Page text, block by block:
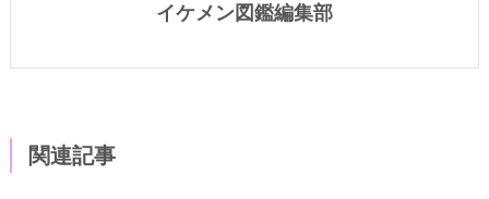
イケメン図鑑編集部
関連記事